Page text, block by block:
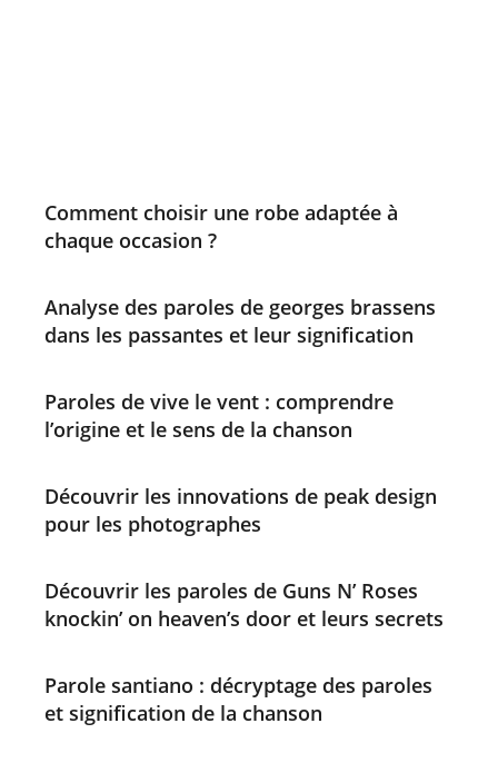
Comment choisir une robe adaptée à
chaque occasion ?
Analyse des paroles de georges brassens
dans les passantes et leur signification
Paroles de vive le vent : comprendre
l’origine et le sens de la chanson
Découvrir les innovations de peak design
pour les photographes
Découvrir les paroles de Guns N’ Roses
knockin’ on heaven’s door et leurs secrets
Parole santiano : décryptage des paroles
et signification de la chanson